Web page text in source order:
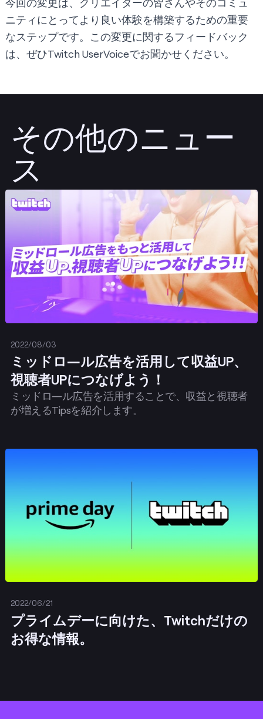
ニティにとってより良い体験を構築するための重要
なステップです。この変更に関するフィードバック
は、ぜひTwitch UserVoiceでお聞かせください。
その他のニュー
ス
2022/08/03
ミッドロ―ル広告を活用して収益UP、
視聴者UPにつなげよう！
ミッドロ―ル広告を活用することで、収益と視聴者
が増えるTipsを紹介します。
投稿する
2022/06/21
プライムデーに向けた、Twitchだけの
お得な情報。